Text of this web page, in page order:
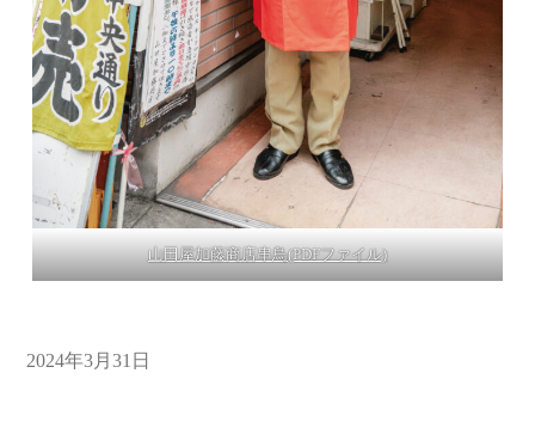
山田屋加藤商店串鳥(PDFファイル)
2024年3月31日